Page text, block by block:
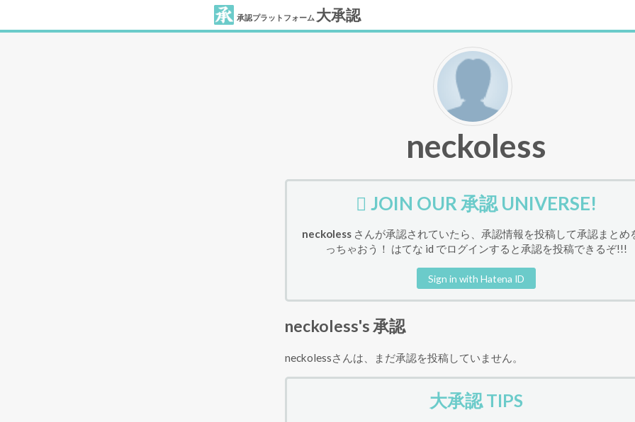
承認プラットフォーム 大承認
neckoless
JOIN OUR 承認 UNIVERSE!
neckolessさんが承認されていたら、承認情報を投稿して承認まとめ
っちゃおう！ はてな id でログインすると承認を投稿できるぞ!!!
Sign in with Hatena ID
neckoless's 承認
neckolessさんは、まだ承認を投稿していません。
大承認 TIPS